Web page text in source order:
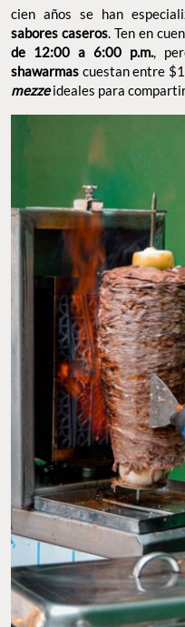
cien años se han
sabores caseros. Ten en
de 12:00 a 6:00 p.m.,
shawarmas cuestan entre
mezzeideales para